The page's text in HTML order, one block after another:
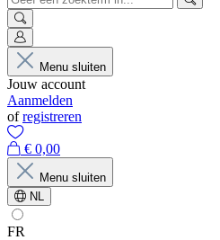
Menu sluiten
Jouw account
Aanmelden
ofregistreren
€ 0,00
Menu sluiten
NL
FR